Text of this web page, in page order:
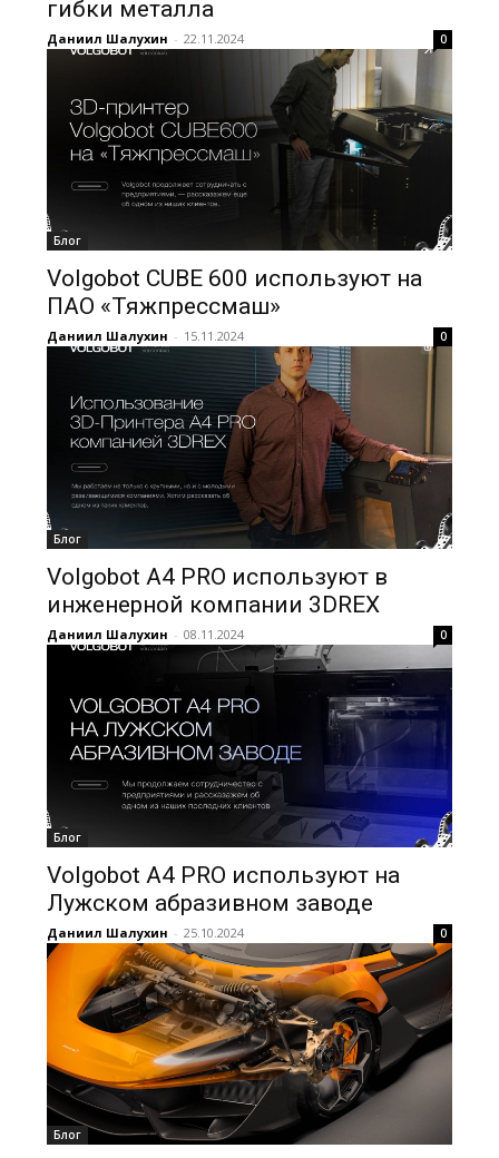
гибки металла
Даниил Шалухин - 22.11.2024 0
Блог
Volgobot CUBE 600 используют на
ПАО «Тяжпрессмаш»
Даниил Шалухин - 15.11.2024 0
Блог
Volgobot A4 PRO используют в
инженерной компании 3DREX
Даниил Шалухин - 08.11.2024 0
Блог
Volgobot A4 PRO используют на
Лужском абразивном заводе
Даниил Шалухин - 25.10.2024 0
Блог